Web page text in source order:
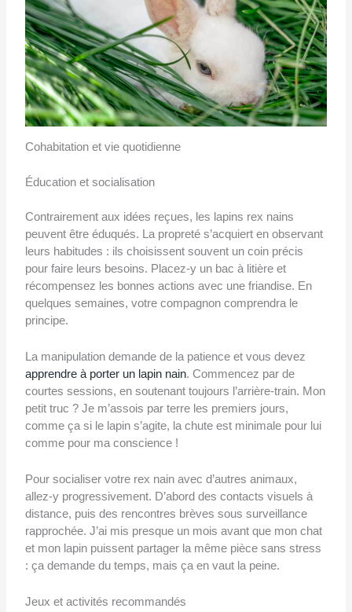
Cohabitation et vie quotidienne
Éducation et socialisation
Contrairement aux idées reçues, les lapins rex nains
peuvent être éduqués. La propreté s’acquiert en observant
leurs habitudes : ils choisissent souvent un coin précis
pour faire leurs besoins. Placez-y un bac à litière et
récompensez les bonnes actions avec une friandise. En
quelques semaines, votre compagnon comprendra le
principe.
La manipulation demande de la patience et vous devez
apprendre à porter un lapin nain. Commencez par de
courtes sessions, en soutenant toujours l’arrière-train. Mon
petit truc ? Je m’assois par terre les premiers jours,
comme ça si le lapin s’agite, la chute est minimale pour lui
comme pour ma conscience !
Pour socialiser votre rex nain avec d’autres animaux,
allez-y progressivement. D’abord des contacts visuels à
distance, puis des rencontres brèves sous surveillance
rapprochée. J’ai mis presque un mois avant que mon chat
et mon lapin puissent partager la même pièce sans stress
: ça demande du temps, mais ça en vaut la peine.
Jeux et activités recommandés